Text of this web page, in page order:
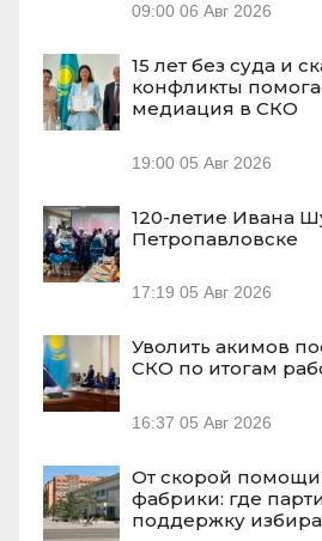
09:00 06 Авг 2026
15 лет без суда и
конфликты
медиация в СКО
19:00 05 Авг 2026
120-летие Ивана
Петропавловске
17:19 05 Авг 2026
Уволить акимов
СКО по итогам
16:37 05 Авг 2026
От скорой
фабрики: где
поддержку